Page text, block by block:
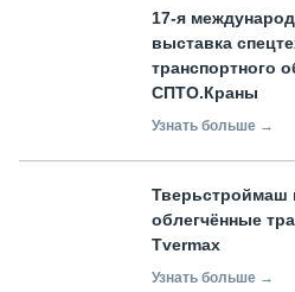
17-я
выставка
транспортного
СПТО.Краны
Узнать больше →
Тверьстроймаш
облегчённые
Tvermax
Узнать больше →